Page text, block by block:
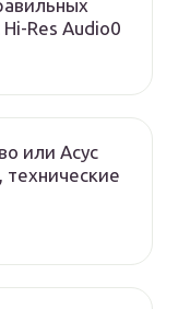
Res Audio0
или Асус